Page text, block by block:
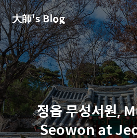
大師's Blog
정읍 무성서원,
Seowon at